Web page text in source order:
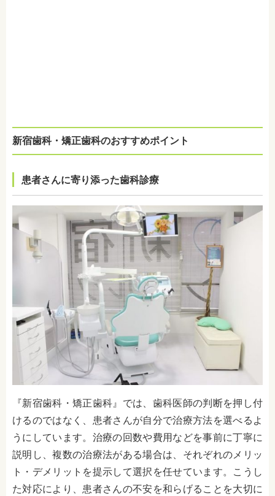
新宿歯科・矯正歯科のおすすめポイント
患者さんに寄り添った歯科診療
『新宿歯科・矯正歯科』では、歯科医師の判断を押し付
けるのではなく、患者さんが自分で治療方法を選べるよ
うにしています。治療の回数や費用などを事前に丁寧に
説明し、複数の治療法がある場合は、それぞれのメリッ
ト・デメリットを提示して選択を任せています。こうし
た対応により、患者さんの不安を和らげることを大切に